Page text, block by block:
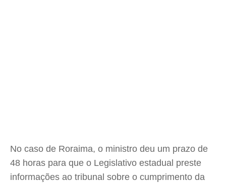
No caso de Roraima, o ministro deu um prazo de
48 horas para que o Legislativo estadual preste
informações ao tribunal sobre o cumprimento da